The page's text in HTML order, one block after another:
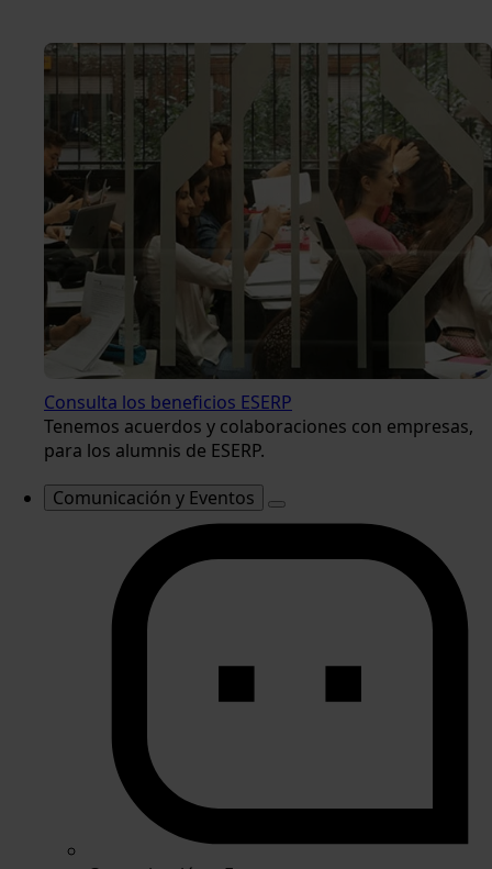
Consulta los beneficios ESERP
Tenemos acuerdos y colaboraciones con empresas,
para los alumnis de ESERP.
Comunicación y Eventos